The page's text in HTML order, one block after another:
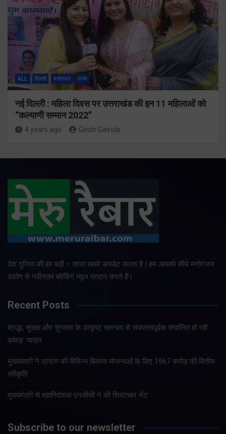
ALL दिल्ली मनोरंजन राज्य
नई दिल्ली : महिला दिवस पर उत्तराखंड की इन 11 महिलाओं को
“कल्याणी सम्मान 2022”
4 years ago Girish Gairola
देश दुनिया की हर बड़ी – ताजा खबरे अपडेट करता है | हम आपको सीधे मनोरंजन
उद्योग से नवीनतम ब्रेकिंग न्यूज प्रदान करते हैं।
Recent Posts
श्रद्धा, सुरक्षा और सुगमता के उत्कृष्ट समन्वय से सफलतापूर्वक संचालित हो रही
कांवड़ यात्रा
मुख्यमंत्री ने प्रदान की विभिन्न विकास योजनाओं के लिए 1967 करोड़ की वित्तीय
स्वीकृति
मुख्यमंत्री से महानिदेशक एनसीसी ने की शिष्टाचार भेंट
Subscribe to our newsletter